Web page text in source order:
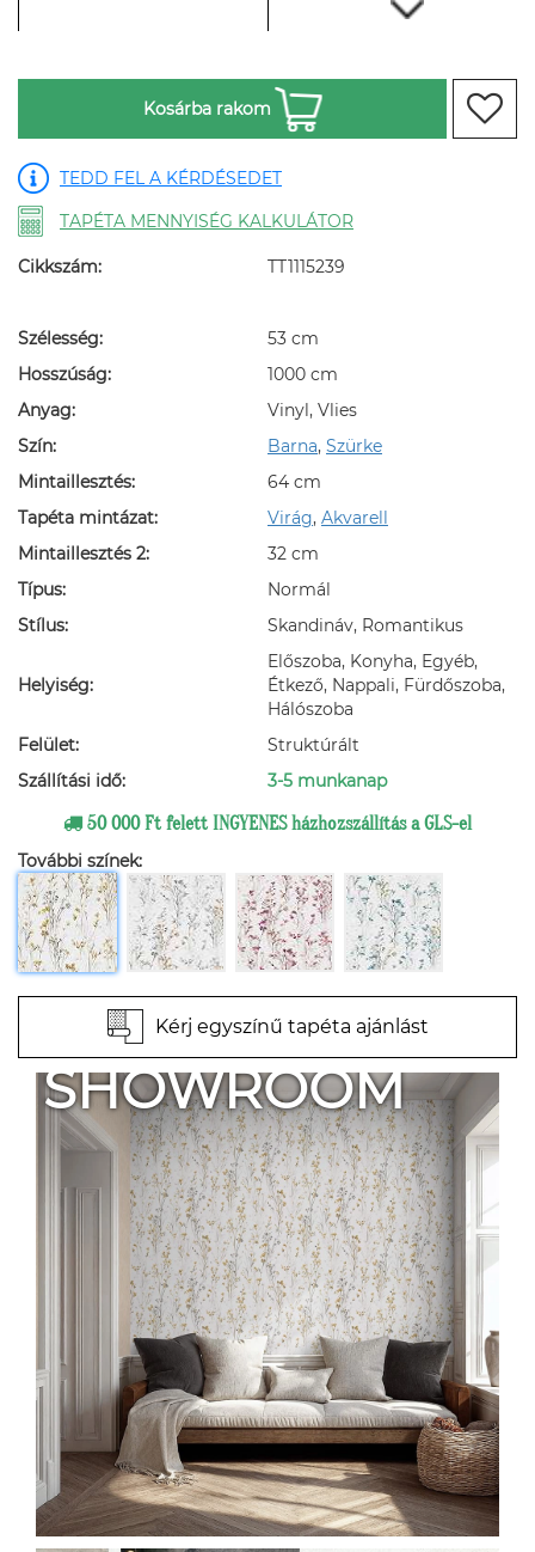
Kosárba rakom
TEDD FEL A KÉRDÉSEDET
TAPÉTA MENNYISÉG KALKULÁTOR
Cikkszám: TT1115239
Szélesség:
53 cm
Hosszúság:
1000 cm
Anyag:
Vinyl, Vlies
Szín:
Barna, Szürke
Mintaillesztés:
64 cm
Tapéta mintázat:
Virág, Akvarell
Mintaillesztés 2:
32 cm
Típus:
Normál
Stílus:
Skandináv, Romantikus
Helyiség:
Előszoba, Konyha, Egyéb,
Étkező, Nappali, Fürdőszoba,
Hálószoba
Felület:
Struktúrált
Szállítási idő:
3-5 munkanap
50 000 Ft felett INGYENES házhozszállítás a GLS-el
További színek:
Kérj egyszínű tapéta ajánlást
SHOWROOM